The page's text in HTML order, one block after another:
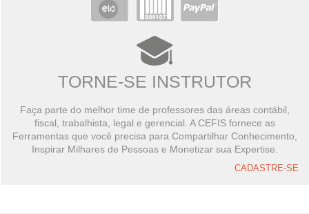
TORNE-SE INSTRUTOR
Faça parte do melhor time de professores das áreas contábil,
fiscal, trabalhista, legal e gerencial. A CEFIS fornece as
Ferramentas que você precisa para Compartilhar Conhecimento,
Inspirar Milhares de Pessoas e Monetizar sua Expertise.
CADASTRE-SE